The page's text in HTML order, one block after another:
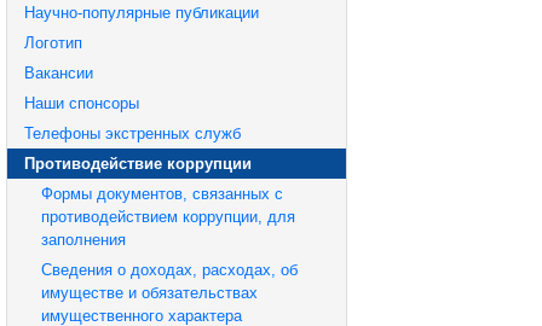
Научно-популярные публикации
Логотип
Вакансии
Наши спонсоры
Телефоны экстренных служб
Противодействие коррупции
Формы документов, связанных с
противодействием коррупции, для
заполнения
Сведения о доходах, расходах, об
имуществе и обязательствах
имущественного характера